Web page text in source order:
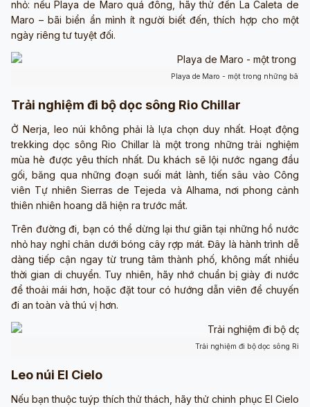
nhỏ: nếu Playa de Maro quá đông, hãy thử đến La Caleta de
Maro – bãi biển ẩn mình ít người biết đến, thích hợp cho một
ngày riêng tư tuyệt đối.
Playa de Maro - một trong những bãi
Trải nghiệm đi bộ dọc sông Rio Chillar
Ở Nerja, leo núi không phải là lựa chọn duy nhất. Hoạt động
trekking dọc sông Rio Chillar là một trong những trải nghiệm
mùa hè được yêu thích nhất. Du khách sẽ lội nước ngang đầu
gối, băng qua những đoạn suối mát lành, tiến sâu vào Công
viên Tự nhiên Sierras de Tejeda và Alhama, nơi phong cảnh
thiên nhiên hoang dã hiện ra trước mắt.
Trên đường đi, bạn có thể dừng lại thư giãn tại những hồ nước
nhỏ hay nghỉ chân dưới bóng cây rợp mát. Đây là hành trình dễ
dàng tiếp cận ngay từ trung tâm thành phố, không mất nhiều
thời gian di chuyển. Tuy nhiên, hãy nhớ chuẩn bị giày đi nước
để thoải mái hơn, hoặc đặt tour có hướng dẫn viên để chuyến
đi an toàn và thú vị hơn.
Trải nghiệm đi bộ dọc sông Rio
Leo núi El Cielo
Nếu bạn thuộc tuýp thích thử thách, hãy thử chinh phục El Cielo